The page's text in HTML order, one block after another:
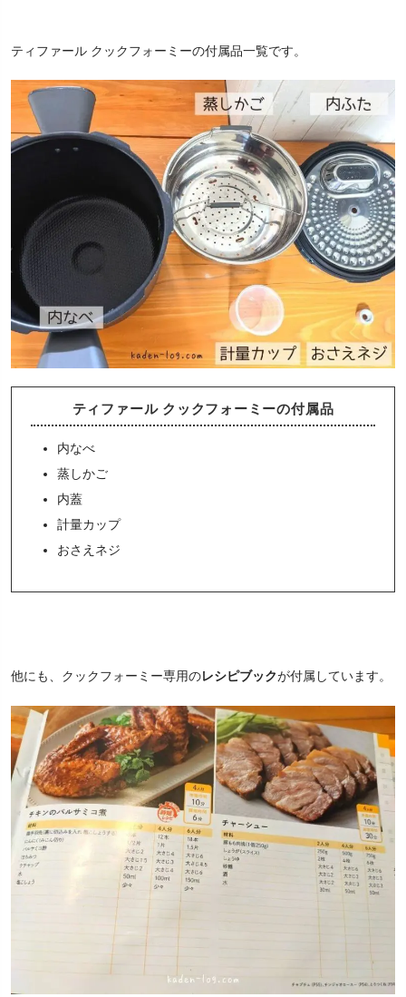
ティファール クックフォーミーの付属品一覧です。
ティファール クックフォーミーの付属品
内なべ
蒸しかご
内蓋
計量カップ
おさえネジ
他にも、クックフォーミー専用のレシピブックが付属しています。